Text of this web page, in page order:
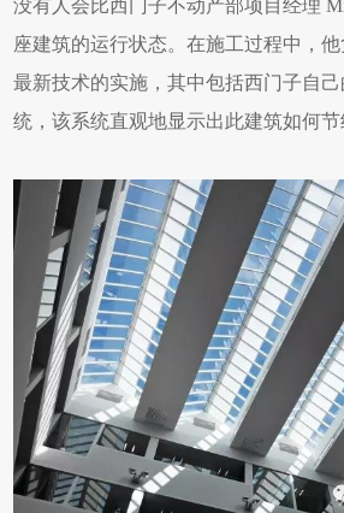
没有人会比西门子不动产部项目经理
座建筑的运行状态。在施工过程中，
最新技术的实施，其中包括西门子自
统，该系统直观地显示出此建筑如何节